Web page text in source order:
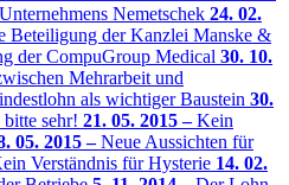
Nemetschek 24. 02.
Beteiligung der Kanzlei Manske &
der CompuGroup Medical 30. 10.
Mehrarbeit und
als wichtiger Baustein 30.
sehr! 21. 05. 2015 –Kein
05. 2015 –Neue Aussichten für
Verständnis für Hysterie 14. 02.